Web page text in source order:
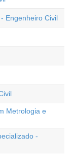
Engenheiro Civil
Metrologia e
-